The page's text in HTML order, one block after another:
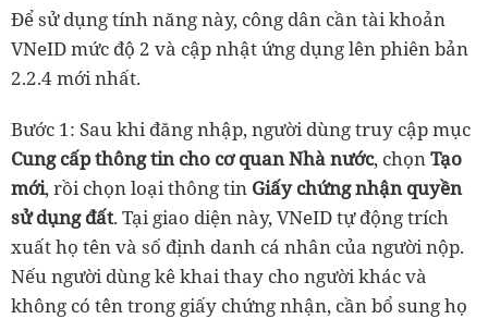
Để sử dụng tính năng này, công dân cần tài khoản
VNeID mức độ 2 và cập nhật ứng dụng lên phiên bản
2.2.4 mới nhất.
Bước 1: Sau khi đăng nhập, người dùng truy cập mục
Cung cấp thông tin cho cơ quan Nhà nước, chọnTạo
mới, rồi chọn loại thông tin Giấy chứng nhận quyền
sử dụng đất. Tại giao diện này, VNeID tự động trích
xuất họ tên và số định danh cá nhân của người nộp.
Nếu người dùng kê khai thay cho người khác và
không có tên trong giấy chứng nhận, cần bổ sung họ